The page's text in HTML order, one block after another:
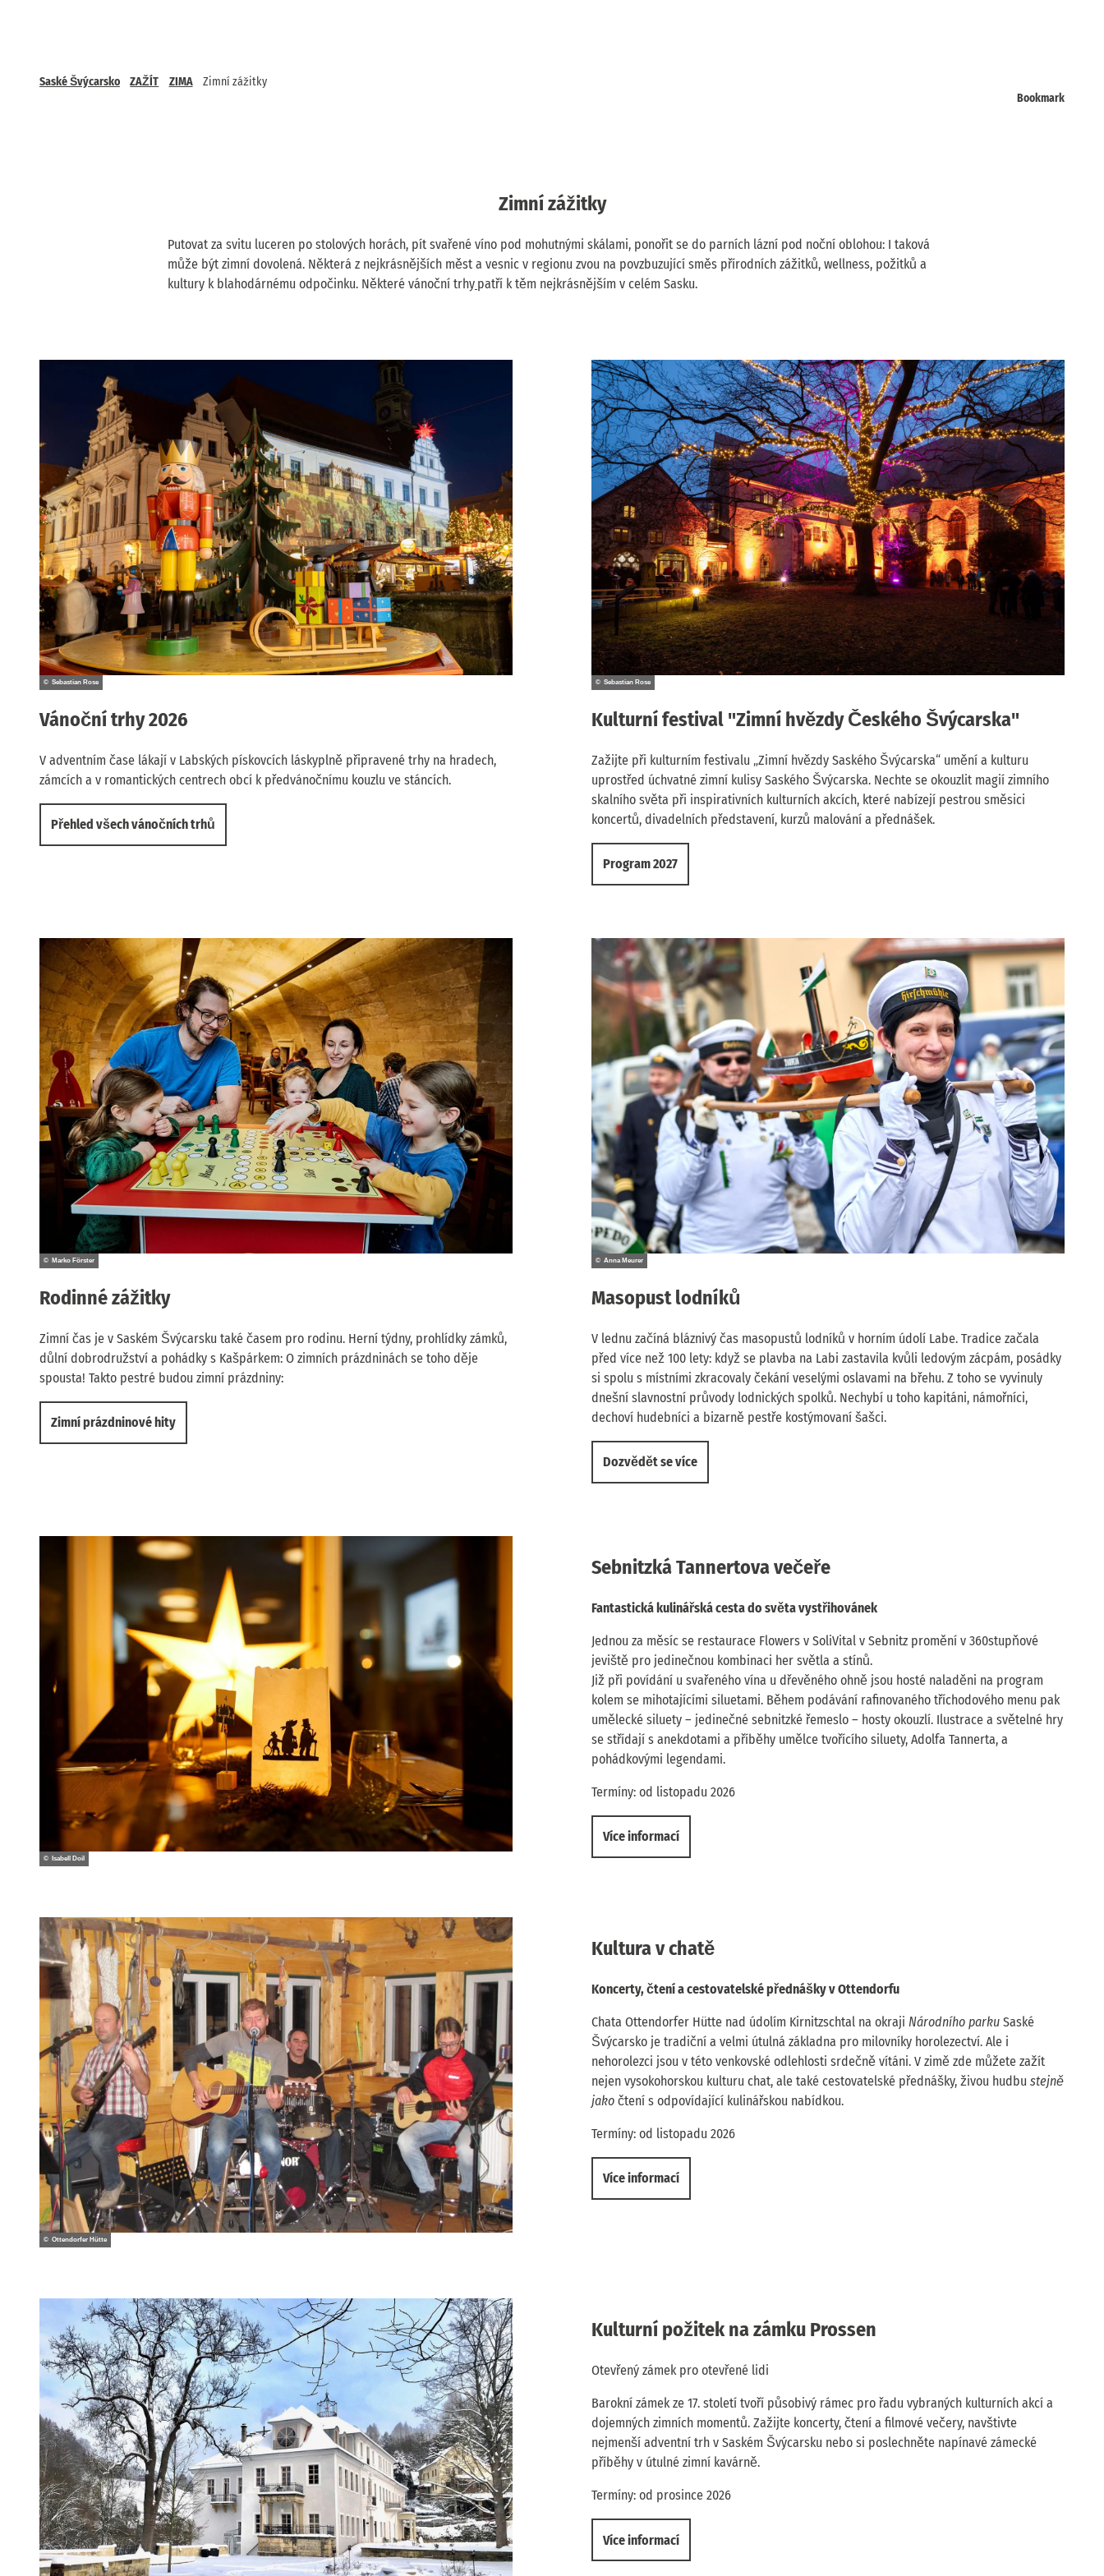
Saské Švýcarsko ZAŽÍT ZIMA
Zimní zážitky
Bookmark
Zimní zážitky
Putovat za svitu luceren po stolových horách, pít svařené víno pod mohutnými skálami, ponořit se do parních lázní pod noční oblohou: I taková
může být zimní dovolená. Některá z nejkrásnějších měst a vesnic v regionu zvou na povzbuzující směs přírodních zážitků, wellness, požitků a
kultury k blahodárnému odpočinku. Některé vánoční trhy patří k těm nejkrásnějším v celém Sasku.
© Sebastian Rose
Vánoční trhy 2026
V adventním čase lákají v Labských pískovcích láskyplně připravené trhy na hradech,
zámcích a v romantických centrech obcí k předvánočnímu kouzlu ve stáncích.
Přehled všech vánočních trhů
© Sebastian Rose
Kulturní festival "Zimní hvězdy Českého Švýcarska"
Zažijte při kulturním festivalu „Zimní hvězdy Saského Švýcarska“ umění a kulturu
uprostřed úchvatné zimní kulisy Saského Švýcarska. Nechte se okouzlit magií zimního
skalního světa při inspirativních kulturních akcích, které nabízejí pestrou směsici
koncertů, divadelních představení, kurzů malování a přednášek.
Program 2027
© Marko Förster
Rodinné zážitky
Zimní čas je v Saském Švýcarsku také časem pro rodinu. Herní týdny, prohlídky zámků,
důlní dobrodružství a pohádky s Kašpárkem: O zimních prázdninách se toho děje
spousta! Takto pestré budou zimní prázdniny:
Zimní prázdninové hity
© Anna Meurer
Masopust lodníků
V lednu začíná bláznivý čas masopustů lodníků v horním údolí Labe. Tradice začala
před více než 100 lety: když se plavba na Labi zastavila kvůli ledovým zácpám, posádky
si spolu s místními zkracovaly čekání veselými oslavami na břehu. Z toho se vyvinuly
dnešní slavnostní průvody lodnických spolků. Nechybí u toho kapitáni, námořníci,
dechoví hudebníci a bizarně pestře kostýmovaní šašci.
Dozvědět se více
© Isabell Doil
Sebnitzká Tannertova večeře
Fantastická kulinářská cesta do světa vystřihovánek
Jednou za měsíc se restaurace Flowers v SoliVital v Sebnitz promění v 360stupňové
jeviště pro jedinečnou kombinaci her světla a stínů.
Již při povídání u svařeného vína u dřevěného ohně jsou hosté naladěni na program
kolem se mihotajícími siluetami. Během podávání rafinovaného tříchodového menu pak
umělecké siluety – jedinečné sebnitzké řemeslo – hosty okouzlí. Ilustrace a světelné hry
se střídají s anekdotami a příběhy umělce tvořícího siluety, Adolfa Tannerta, a
pohádkovými legendami.
Termíny: od listopadu 2026
Více informací
© Ottendorfer Hütte
Kultura v chatě
Koncerty, čtení a cestovatelské přednášky v Ottendorfu
Chata Ottendorfer Hütte nad údolím Kirnitzschtal na okraji Národního parku Saské
Švýcarsko je tradiční a velmi útulná základna pro milovníky horolezectví. Ale i
nehorolezci jsou v této venkovské odlehlosti srdečně vítáni. V zimě zde můžete zažít
nejen vysokohorskou kulturu chat, ale také cestovatelské přednášky, živou hudbu stejně
jako čtení s odpovídající kulinářskou nabídkou.
Termíny: od listopadu 2026
Více informací
Kulturní požitek na zámku Prossen
Otevřený zámek pro otevřené lidi
Barokní zámek ze 17. století tvoří působivý rámec pro řadu vybraných kulturních akcí a
dojemných zimních momentů. Zažijte koncerty, čtení a filmové večery, navštivte
nejmenší adventní trh v Saském Švýcarsku nebo si poslechněte napínavé zámecké
příběhy v útulné zimní kavárně.
Termíny: od prosince 2026
Více informací